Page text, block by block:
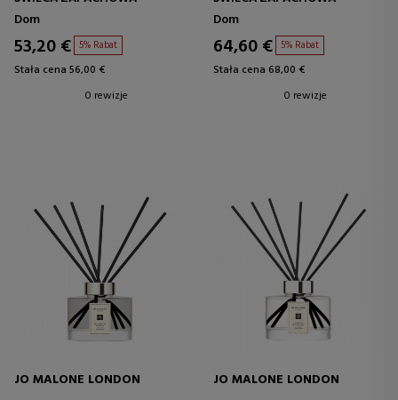
Dom
53,20 € 5% Rabat
Stała cena 56,00 €
0 rewizje
Dom
64,60 € 5% Rabat
Stała cena 68,00 €
0 rewizje
JO MALONE LONDON
JO MALONE LONDON